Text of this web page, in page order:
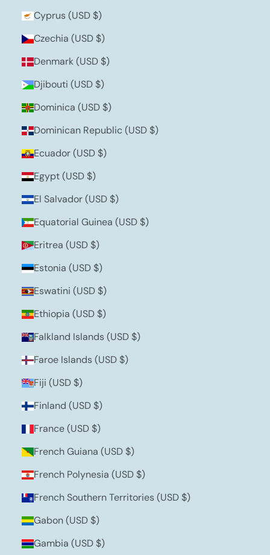
Cyprus (USD $)
Czechia (USD $)
Denmark (USD $)
Djibouti (USD $)
Dominica (USD $)
Dominican Republic (USD $)
Ecuador (USD $)
Egypt (USD $)
El Salvador (USD $)
Equatorial Guinea (USD $)
Eritrea (USD $)
Estonia (USD $)
Eswatini (USD $)
Ethiopia (USD $)
Falkland Islands (USD $)
Faroe Islands (USD $)
Fiji (USD $)
Finland (USD $)
France (USD $)
French Guiana (USD $)
French Polynesia (USD $)
French Southern Territories (USD $)
Gabon (USD $)
Gambia (USD $)